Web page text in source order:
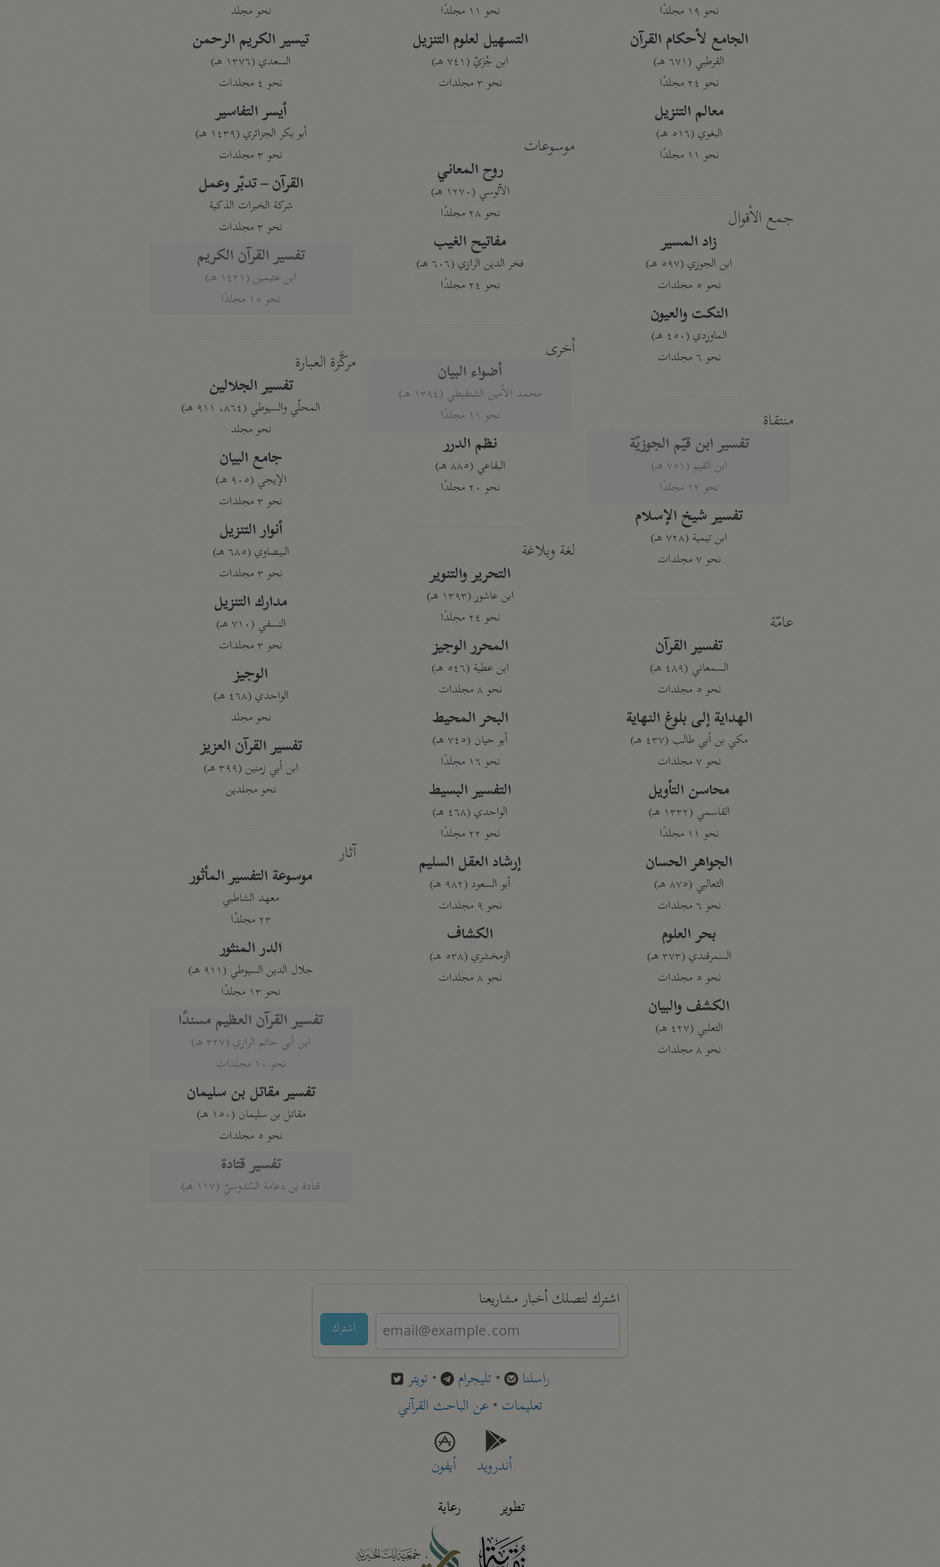
نحو ١٩ مجلدًا
الجامع لأحكام القرآن
القرطبي (٦٧١ هـ)
نحو ٢٤ مجلدًا
معالم التنزيل
البغوي (٥١٦ هـ)
نحو ١١ مجلدًا
جمع الأقوال
زاد المسير
ابن الجوزي (٥٩٧ هـ)
نحو ٥ مجلدات
النكت والعيون
الماوردي (٤٥٠ هـ)
نحو ٦ مجلدات
منتقاة
تفسير ابن قيّم الجوزيّة
ابن القيم (٧٥١ هـ)
نحو ١٢ مجلدًا
تفسير شيخ الإسلام
ابن تيمية (٧٢٨ هـ)
نحو ٧ مجلدات
عامّة
تفسير القرآن
السمعاني (٤٨٩ هـ)
نحو ٥ مجلدات
الهداية إلى بلوغ النهاية
مكي بن أبي طالب (٤٣٧ هـ)
نحو ٧ مجلدات
محاسن التأويل
القاسمي (١٣٣٢ هـ)
نحو ١١ مجلدًا
الجواهر الحسان
الثعالبي (٨٧٥ هـ)
نحو ٦ مجلدات
بحر العلوم
السمرقندي (٣٧٣ هـ)
نحو ٥ مجلدات
الكشف والبيان
الثعلبي (٤٢٧ هـ)
نحو ٨ مجلدات
نحو ١١ مجلدًا
التسهيل لعلوم التنزيل
ابن جُزَيّ (٧٤١ هـ)
نحو ٣ مجلدات
موسوعات
روح المعاني
الآلوسي (١٢٧٠ هـ)
نحو ٢٨ مجلدًا
مفاتيح الغيب
فخر الدين الرازي (٦٠٦ هـ)
نحو ٢٤ مجلدًا
أخرى
أضواء البيان
محمد الأمين الشنقيطي (١٣٩٤ هـ)
نحو ١١ مجلدًا
نظم الدرر
البقاعي (٨٨٥ هـ)
نحو ٢٠ مجلدًا
لغة وبلاغة
التحرير والتنوير
ابن عاشور (١٣٩٣ هـ)
نحو ٢٤ مجلدًا
المحرر الوجيز
ابن عطية (٥٤٦ هـ)
نحو ٨ مجلدات
البحر المحيط
أبو حيان (٧٤٥ هـ)
نحو ١٦ مجلدًا
التفسير البسيط
الواحدي (٤٦٨ هـ)
نحو ٢٢ مجلدًا
إرشاد العقل السليم
أبو السعود (٩٨٢ هـ)
نحو ٩ مجلدات
الكشاف
الزمخشري (٥٣٨ هـ)
نحو ٨ مجلدات
نحو مجلد
تيسير الكريم الرحمن
السعدي (١٣٧٦ هـ)
نحو ٤ مجلدات
أيسر التفاسير
أبو بكر الجزائري (١٤٣٩ هـ)
نحو ٣ مجلدات
القرآن – تدبّر وعمل
شركة الخبرات الذكية
نحو ٣ مجلدات
تفسير القرآن الكريم
ابن عثيمين (١٤٢١ هـ)
نحو ١٥ مجلدًا
مركَّزة العبارة
تفسير الجلالين
المحلّي والسيوطي (٨٦٤، ٩١١ هـ)
نحو مجلد
جامع البيان
الإيجي (٩٠٥ هـ)
نحو ٣ مجلدات
أنوار التنزيل
البيضاوي (٦٨٥ هـ)
نحو ٣ مجلدات
مدارك التنزيل
النسفي (٧١٠ هـ)
نحو ٣ مجلدات
الوجيز
الواحدي (٤٦٨ هـ)
نحو مجلد
تفسير القرآن العزيز
ابن أبي زمنين (٣٩٩ هـ)
نحو مجلدين
آثار
موسوعة التفسير المأثور
معهد الشاطبي
٢٣ مجلدًا
الدر المنثور
جلال الدين السيوطي (٩١١ هـ)
نحو ١٣ مجلدًا
تفسير القرآن العظيم مسندًا
ابن أبي حاتم الرازي (٣٢٧ هـ)
نحو ١٠ مجلدات
تفسير مقاتل بن سليمان
مقاتل بن سليمان (١٥٠ هـ)
نحو ٥ مجلدات
تفسير قتادة
قتادة بن دعامة السّدوسيّ (١١٧ هـ)
اشترك لتصلك أخبار مشاريعنا
اشترك
راسلنا • تليجرام • تويتر
تعليمات• عن الباحث القرآني
أندرويد
أيفون
تطوير
رعاية